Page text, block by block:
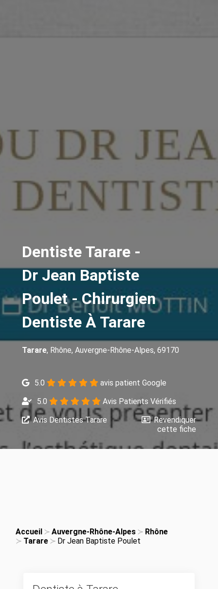
Dentiste Tarare -
Dr Jean Baptiste
Poulet - Chirurgien
Dentiste À Tarare
Tarare, Rhône, Auvergne-Rhône-Alpes, 69170
5.0
avis patient Google
5.0
Avis Patients Vérifiés
Avis Dentistes Tarare
Revendiquer
cette fiche
Accueil Auvergne-Rhône-Alpes
Rhône
Tarare
Dr Jean Baptiste Poulet